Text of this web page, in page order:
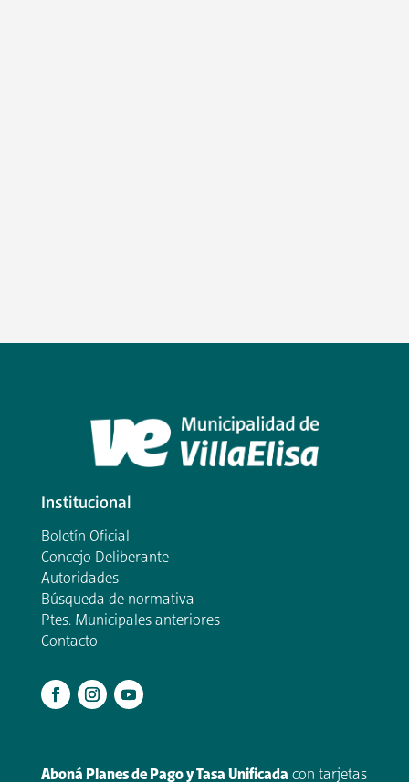
Institucional
Boletín Oficial
Concejo Deliberante
Autoridades
Búsqueda de normativa
Ptes. Municipales anteriores
Contacto
Aboná Planes de Pago y Tasa Unificada con tarjetas